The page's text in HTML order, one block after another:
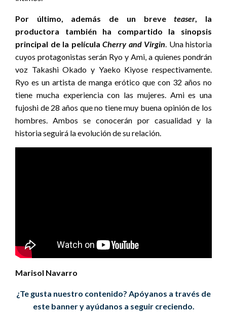
Por último, además de un breveteaser, la
productora también ha compartido la sinopsis
principal de la película Cherry and Virgin. Una historia
cuyos protagonistas serán Ryo y Ami, a quienes pondrán
voz Takashi Okado y Yaeko Kiyose respectivamente.
Ryo es un artista de manga erótico que con 32 años no
tiene mucha experiencia con las mujeres. Ami es una
fujoshi de 28 años que no tiene muy buena opinión de los
hombres. Ambos se conocerán por casualidad y la
historia seguirá la evolución de su relación.
Marisol Navarro
¿Te gusta nuestro contenido? Apóyanos a través de
este banner y ayúdanos a seguir creciendo.